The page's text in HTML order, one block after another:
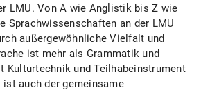
LMU. Von A wie Anglistik bis Z wie
Sprachwissenschaften an der LMU
außergewöhnliche Vielfalt und
ist mehr als Grammatik und
Kulturtechnik und Teilhabeinstrument
ist auch der gemeinsame